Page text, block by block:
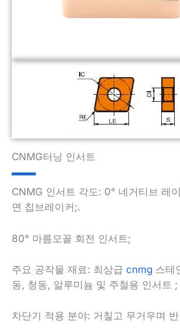
CNMG터닝 인서트
CNMG 인서트 각도: 0° 네거티브 레
면 칩브레이커;.
80° 마름모꼴 회전 인서트;
주요 공작물 재료: 최상급 cnmg 스테
동, 청동, 알루미늄 및 주철용 인서트 ;
차단기 적용 분야: 거칠고 무거우며